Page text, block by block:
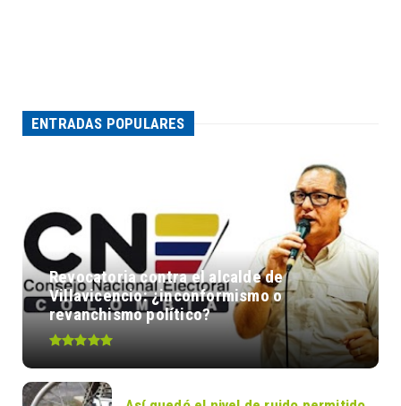
ENTRADAS POPULARES
Revocatoria contra el alcalde de
Villavicencio: ¿inconformismo o
revanchismo político?